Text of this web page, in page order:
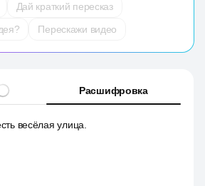
Дай краткий пересказ
Перескажи видео
Расшифровка
весёлая улица.